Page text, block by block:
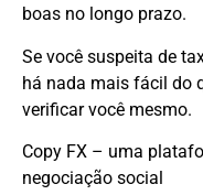
boas no longo prazo.
Se você suspeita de
há nada mais fácil do
verificar você mesmo.
Copy FX – uma
negociação social